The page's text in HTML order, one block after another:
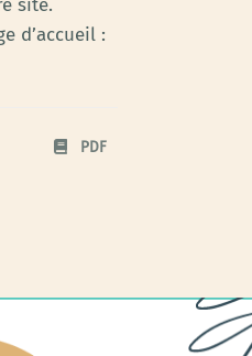
site.
d’accueil :
PDF